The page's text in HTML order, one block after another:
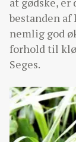
bestanden
nemlig god
forhold til
Seges.